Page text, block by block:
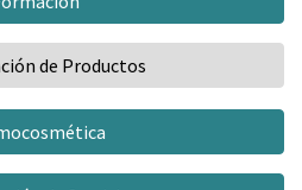
de Productos